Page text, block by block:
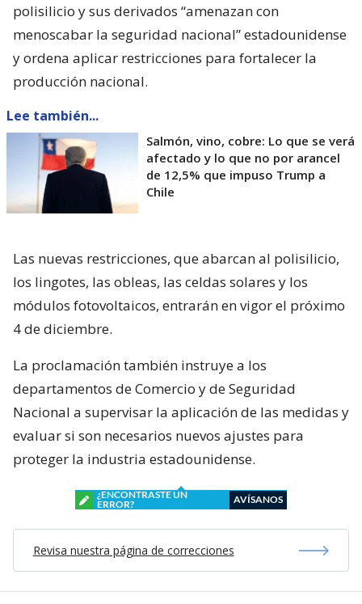
polisilicio y sus derivados “amenazan con
menoscabar la seguridad nacional” estadounidense
y ordena aplicar restricciones para fortalecer la
producción nacional.
Lee también...
Salmón, vino, cobre: Lo que se verá
afectado y lo que no por arancel
de 12,5% que impuso Trump a
Chile
Las nuevas restricciones, que abarcan al polisilicio,
los lingotes, las obleas, las celdas solares y los
módulos fotovoltaicos, entrarán en vigor el próximo
4 de diciembre.
La proclamación también instruye a los
departamentos de Comercio y de Seguridad
Nacional a supervisar la aplicación de las medidas y
evaluar si son necesarios nuevos ajustes para
proteger la industria estadounidense.
¿ENCONTRASTE UN
ERROR?
AVÍSANOS
Revisa nuestra página de correcciones